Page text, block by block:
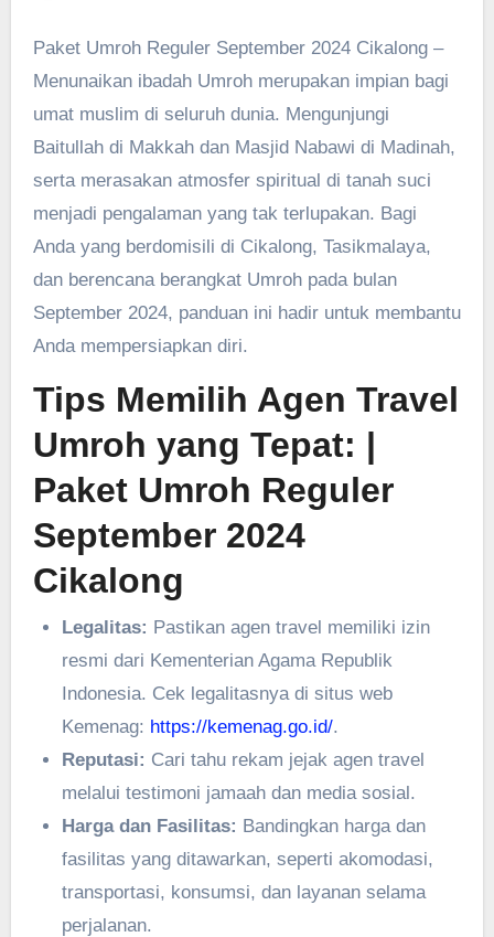
Paket Umroh Reguler September 2024 Cikalong –
Menunaikan ibadah Umroh merupakan impian bagi
umat muslim di seluruh dunia. Mengunjungi
Baitullah di Makkah dan Masjid Nabawi di Madinah,
serta merasakan atmosfer spiritual di tanah suci
menjadi pengalaman yang tak terlupakan. Bagi
Anda yang berdomisili di Cikalong, Tasikmalaya,
dan berencana berangkat Umroh pada bulan
September 2024, panduan ini hadir untuk membantu
Anda mempersiapkan diri.
Tips Memilih Agen Travel
Umroh yang Tepat: |
Paket Umroh Reguler
September 2024
Cikalong
Legalitas: Pastikan agen travel memiliki izin
resmi dari Kementerian Agama Republik
Indonesia. Cek legalitasnya di situs web
Kemenag: https://kemenag.go.id/.
Reputasi: Cari tahu rekam jejak agen travel
melalui testimoni jamaah dan media sosial.
Harga dan Fasilitas: Bandingkan harga dan
fasilitas yang ditawarkan, seperti akomodasi,
transportasi, konsumsi, dan layanan selama
perjalanan.